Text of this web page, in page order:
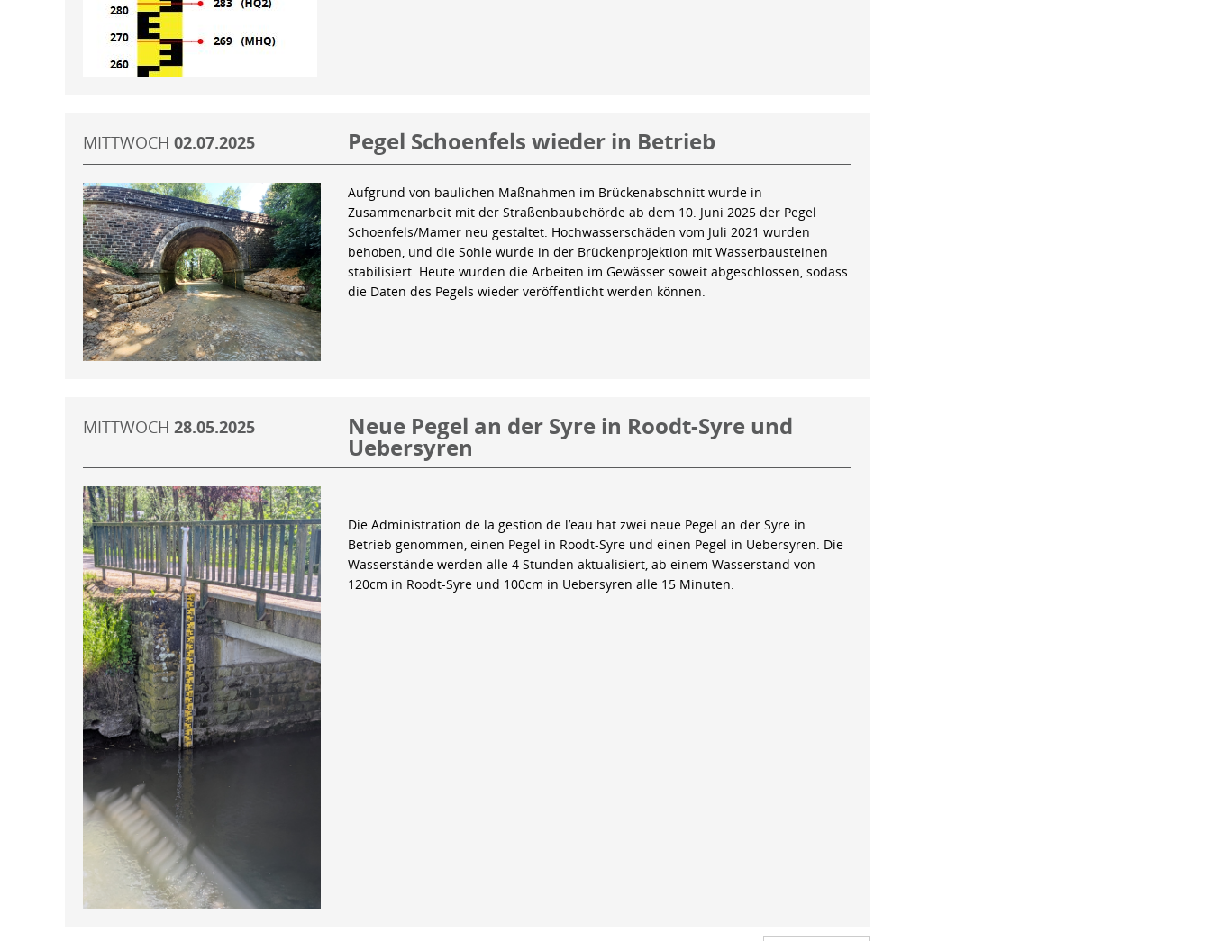
MITTWOCH 02.07.2025 Pegel Schoenfels wieder in Betrieb
Aufgrund von baulichen Maßnahmen im Brückenabschnitt wurde in
Zusammenarbeit mit der Straßenbaubehörde ab dem 10. Juni 2025 der Pegel
Schoenfels/Mamer neu gestaltet. Hochwasserschäden vom Juli 2021 wurden
behoben, und die Sohle wurde in der Brückenprojektion mit Wasserbausteinen
stabilisiert. Heute wurden die Arbeiten im Gewässer soweit abgeschlossen, sodass
die Daten des Pegels wieder veröffentlicht werden können.
MITTWOCH 28.05.2025 Neue Pegel an der Syre in Roodt-Syre und
Uebersyren
Die Administration de la gestion de l’eau hat zwei neue Pegel an der Syre in
Betrieb genommen, einen Pegel in Roodt-Syre und einen Pegel in Uebersyren. Die
Wasserstände werden alle 4 Stunden aktualisiert, ab einem Wasserstand von
120cm in Roodt-Syre und 100cm in Uebersyren alle 15 Minuten.